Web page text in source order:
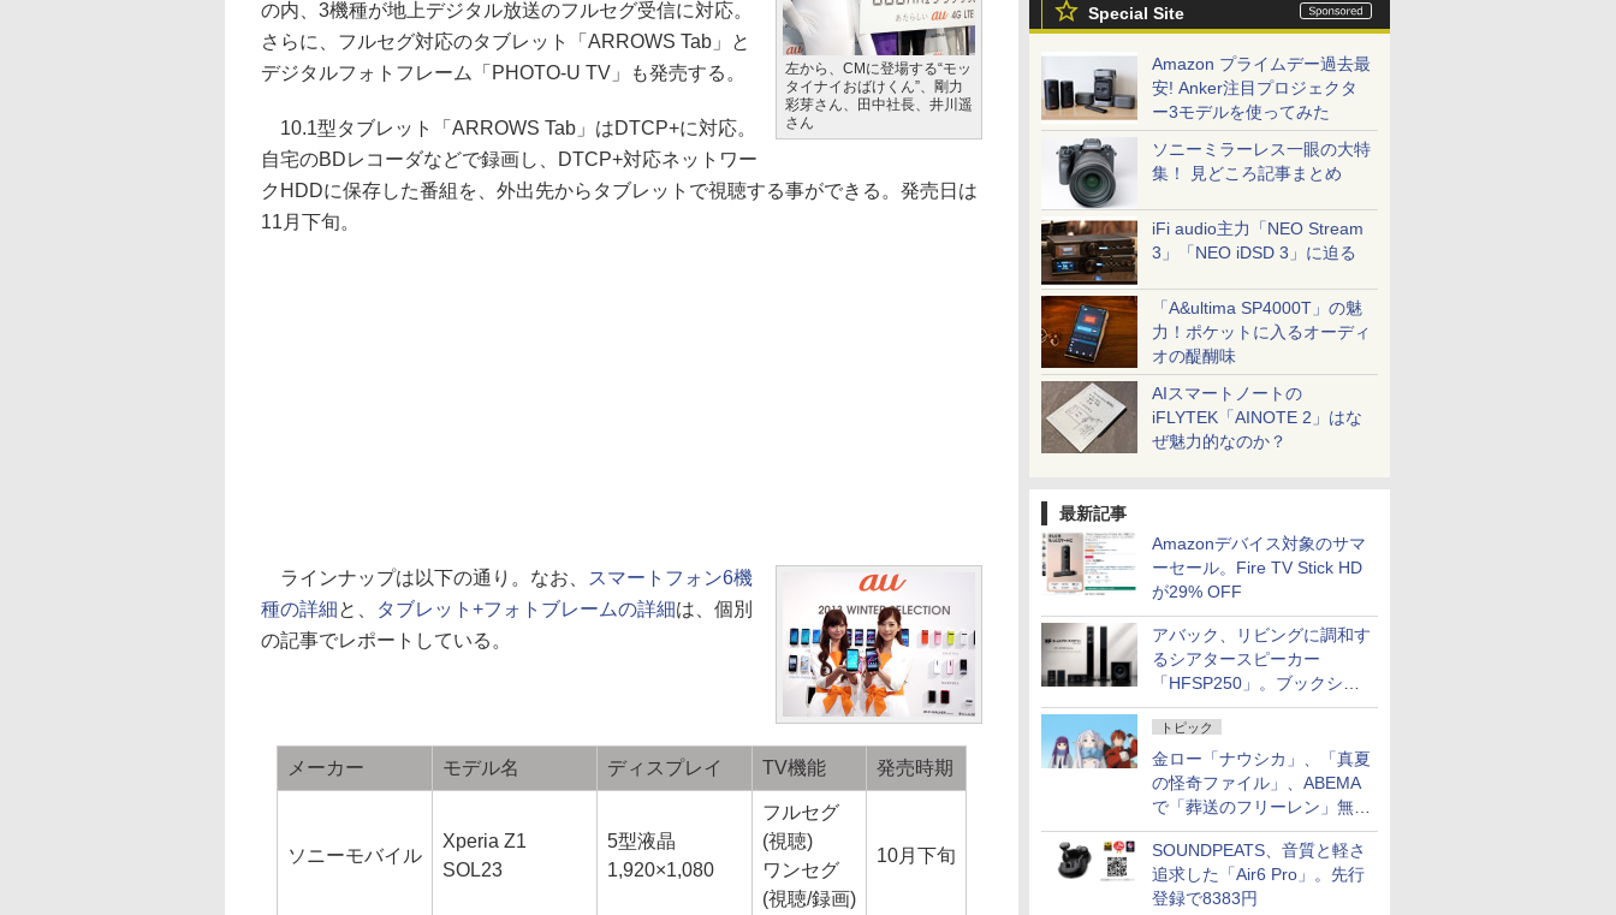
Special Site
Amazon プライムデー過去最
安! Anker注目プロジェクタ
ー3モデルを使ってみた
ソニーミラーレス一眼の大特
集！ 見どころ記事まとめ
iFi audio主力「NEO Stream
3」「NEO iDSD 3」に迫る
「A&ultima SP4000T」の魅
力！ポケットに入るオーディ
オの醍醐味
AIスマートノートの
iFLYTEK「AINOTE 2」はな
ぜ魅力的なのか？
最新記事
Amazonデバイス対象のサマ
ーセール。Fire TV Stick HD
が29% OFF
アバック、リビングに調和す
るシアタースピーカー
「HFSP250」。ブックシェ
ルフはペア3万円以下
トピック
金ロー「ナウシカ」、「真夏
の怪奇ファイル」、ABEMA
で「葬送のフリーレン」無料
配信など。夏の特番・配信情
報
SOUNDPEATS、音質と軽さ
追求した「Air6 Pro」。先行
登録で8383円
左から、CMに登場する“モッ
タイナイおばけくん”、剛力
彩芽さん、田中社長、井川遥
さん
の内、3機種が地上デジタル放送のフルセグ受信に対応。
さらに、フルセグ対応のタブレット「ARROWS Tab」と
デジタルフォトフレーム「PHOTO-U TV」も発売する。
10.1型タブレット「ARROWS Tab」はDTCP+に対応。
自宅のBDレコーダなどで録画し、DTCP+対応ネットワー
クHDDに保存した番組を、外出先からタブレットで視聴する事ができる。発売日は
11月下旬。
ラインナップは以下の通り。なお、
スマートフォン6機
種の詳細と、 タブレット+フォトブレームの詳細は、個別
の記事でレポートしている。
メーカー モデル名 ディスプレイ TV機能 発売時期
ソニーモバイル
Xperia Z1
SOL23
5型液晶
1,920×1,080
フルセグ
(視聴)
ワンセグ
(視聴/録画)
10月下旬